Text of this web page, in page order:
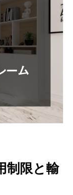
制限と輸